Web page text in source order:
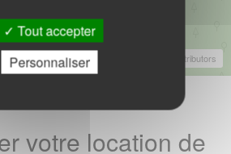
Leaflet| Contributors
votre location de
Tout accepter
Personnaliser